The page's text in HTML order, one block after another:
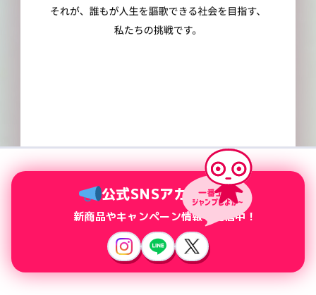
公式SNSアカウント
新商品やキャンペーン情報を配信中！